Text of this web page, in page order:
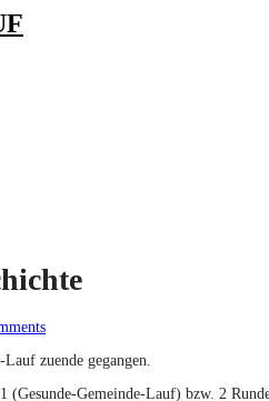
zuende gegangen.
(Gesunde-Gemeinde-Lauf) bzw. 2